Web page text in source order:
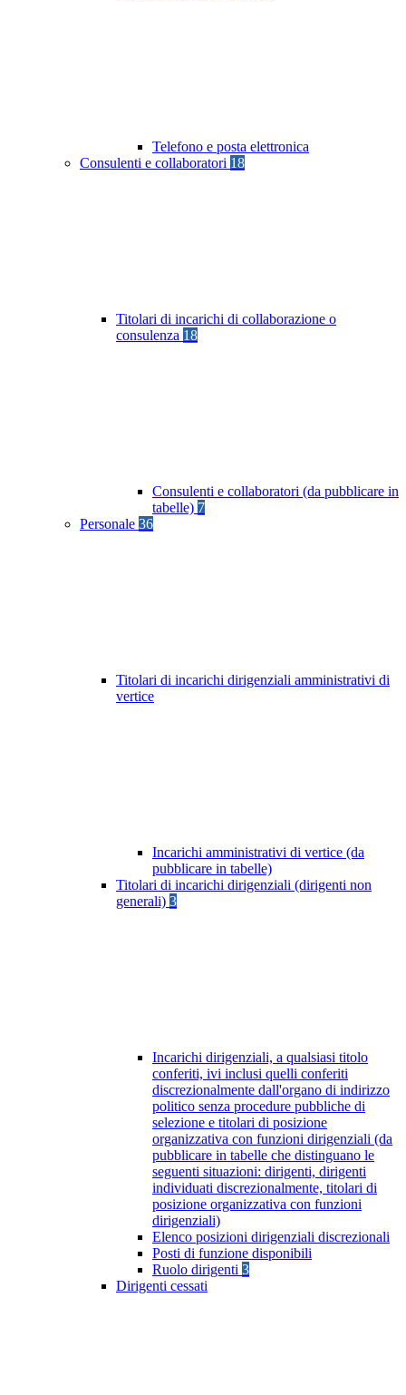
Telefono e posta elettronica
Consulenti e collaboratori 18
Titolari di incarichi di collaborazione o
consulenza 18
Consulenti e collaboratori (da pubblicare in
tabelle) 7
Personale 36
Titolari di incarichi dirigenziali amministrativi di
vertice
Incarichi amministrativi di vertice (da
pubblicare in tabelle)
Titolari di incarichi dirigenziali (dirigenti non
generali) 3
Incarichi dirigenziali, a qualsiasi titolo
conferiti, ivi inclusi quelli conferiti
discrezionalmente dall'organo di indirizzo
politico senza procedure pubbliche di
selezione e titolari di posizione
organizzativa con funzioni dirigenziali (da
pubblicare in tabelle che distinguano le
seguenti situazioni: dirigenti, dirigenti
individuati discrezionalmente, titolari di
posizione organizzativa con funzioni
dirigenziali)
Elenco posizioni dirigenziali discrezionali
Posti di funzione disponibili
Ruolo dirigenti 3
Dirigenti cessati